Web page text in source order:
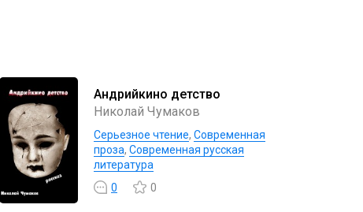
Андрийкино детство
Николай Чумаков
Серьезное чтение, Современная
проза, Современная русская
литература
0
0